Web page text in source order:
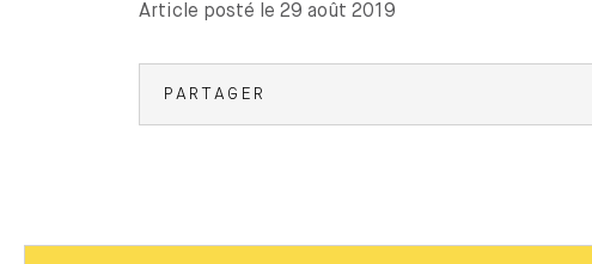
Article posté le 29 août 2019
PARTAGER